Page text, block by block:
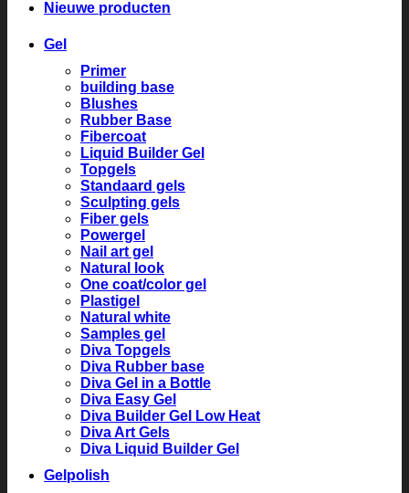
Nieuwe producten
Gel
Primer
building base
Blushes
Rubber Base
Fibercoat
Liquid Builder Gel
Topgels
Standaard gels
Sculpting gels
Fiber gels
Powergel
Nail art gel
Natural look
One coat/color gel
Plastigel
Natural white
Samples gel
Diva Topgels
Diva Rubber base
Diva Gel in a Bottle
Diva Easy Gel
Diva Builder Gel Low Heat
Diva Art Gels
Diva Liquid Builder Gel
Gelpolish